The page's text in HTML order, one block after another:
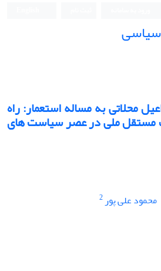
محلاتی به مساله استعمار: راه
مستقل ملی در عصر سیاست های
محمود علی پور2